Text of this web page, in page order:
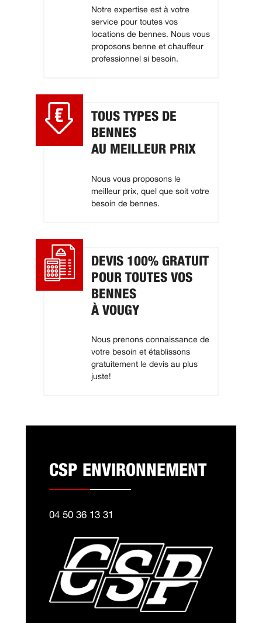
Notre expertise est à votre
service pour toutes vos
locations de bennes. Nous vous
proposons benne et chauffeur
professionnel si besoin.
TOUS TYPES DE
BENNES
AU MEILLEUR PRIX
Nous vous proposons le
meilleur prix, quel que soit votre
besoin de bennes.
DEVIS 100% GRATUIT
POUR TOUTES VOS
BENNES
À VOUGY
Nous prenons connaissance de
votre besoin et établissons
gratuitement le devis au plus
juste!
CSP ENVIRONNEMENT
04 50 36 13 31